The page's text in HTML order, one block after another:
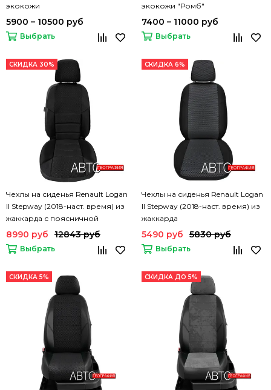
экокожи
5900 – 10500 руб
Выбрать
экокожи "Ромб"
7400 – 11000 руб
Выбрать
СКИДКА 30%
Чехлы на сиденья Renault Logan
II Stepway (2018-наст. время) из
жаккарда с поясничной
поддержкой
8990 руб 12843 руб
Выбрать
СКИДКА 6%
Чехлы на сиденья Renault Logan
II Stepway (2018-наст. время) из
жаккарда
5490 руб 5830 руб
Выбрать
СКИДКА 5% СКИДКА ДО 5%